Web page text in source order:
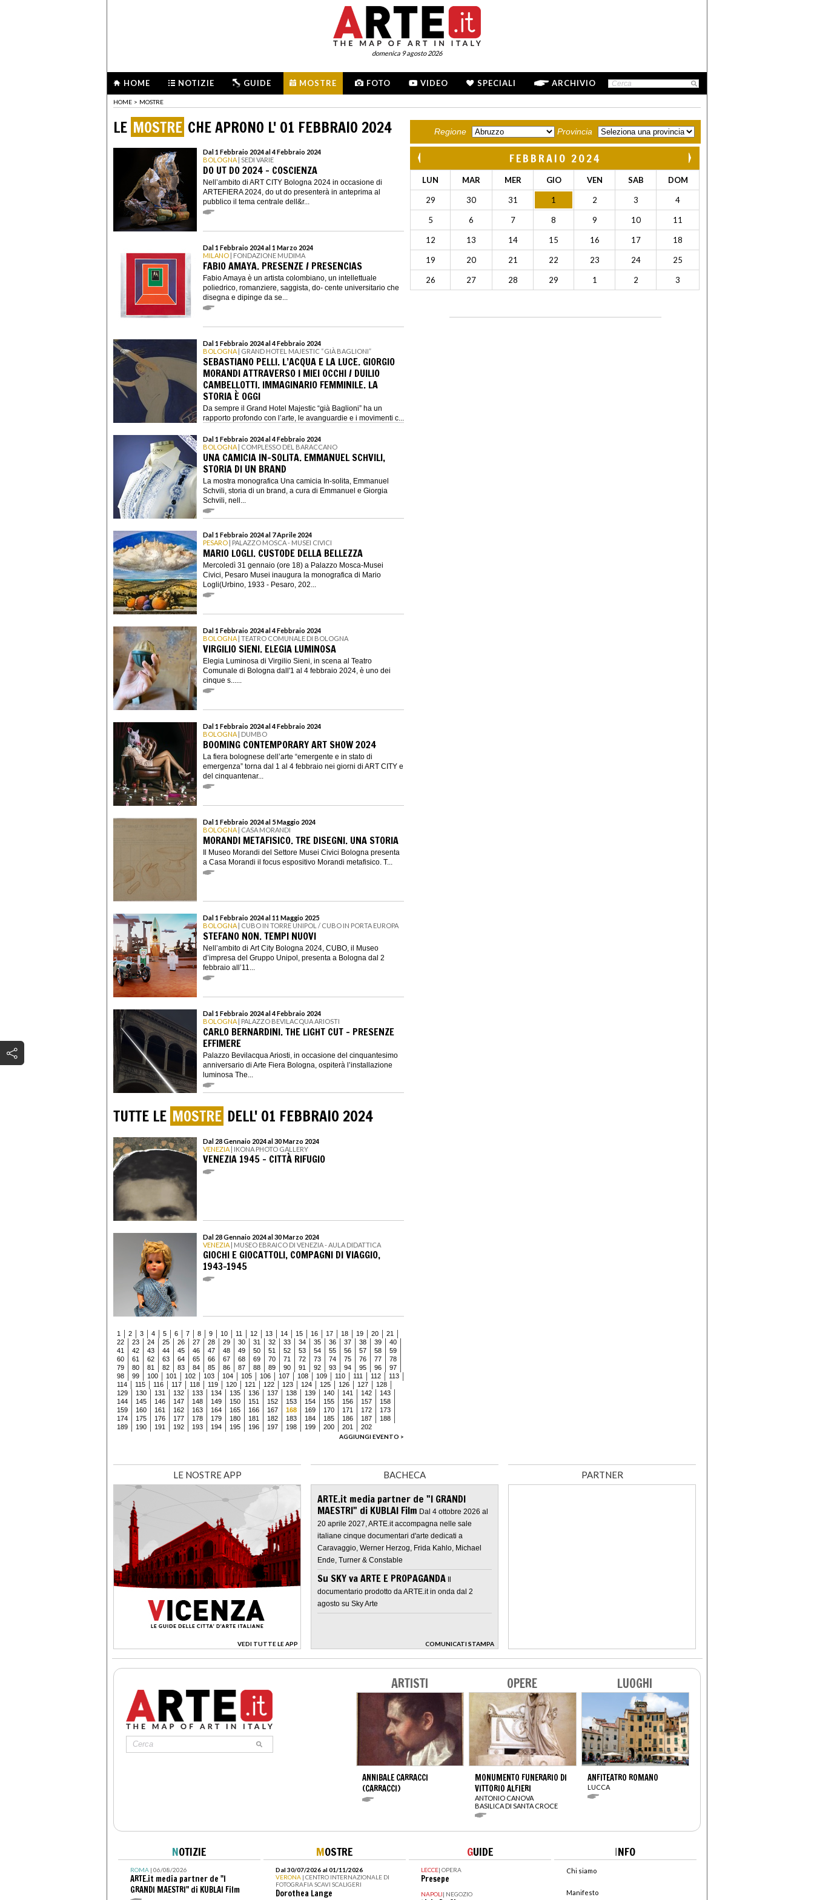
domenica 9 agosto 2026
HOME NOTIZIE GUIDE MOSTRE FOTO VIDEO SPECIALI ARCHIVIO
HOME > MOSTRE
LE MOSTRE CHE APRONO L' 01 FEBBRAIO 2024
Dal 1 Febbraio 2024 al 4 Febbraio 2024
BOLOGNA | SEDI VARIE
DO UT DO 2024 - COSCIENZA
Nell’ambito di ART CITY Bologna 2024 in occasione di
ARTEFIERA 2024, do ut do presenterà in anteprima al
pubblico il tema centrale dell&r...
Dal 1 Febbraio 2024 al 1 Marzo 2024
MILANO | FONDAZIONE MUDIMA
FABIO AMAYA. PRESENZE / PRESENCIAS
Fabio Amaya è un artista colombiano, un intellettuale
poliedrico, romanziere, saggista, do- cente universitario che
disegna e dipinge da se...
Dal 1 Febbraio 2024 al 4 Febbraio 2024
BOLOGNA | GRAND HOTEL MAJESTIC “GIÀ BAGLIONI”
SEBASTIANO PELLI. L’ACQUA E LA LUCE. GIORGIO
MORANDI ATTRAVERSO I MIEI OCCHI / DUILIO
CAMBELLOTTI. IMMAGINARIO FEMMINILE. LA
STORIA È OGGI
Da sempre il Grand Hotel Majestic “già Baglioni” ha un
rapporto profondo con l’arte, le avanguardie e i movimenti c...
Dal 1 Febbraio 2024 al 4 Febbraio 2024
BOLOGNA | COMPLESSO DEL BARACCANO
UNA CAMICIA IN-SOLITA. EMMANUEL SCHVILI,
STORIA DI UN BRAND
La mostra monografica Una camicia In-solita, Emmanuel
Schvili, storia di un brand, a cura di Emmanuel e Giorgia
Schvili, nell...
Dal 1 Febbraio 2024 al 7 Aprile 2024
PESARO | PALAZZO MOSCA - MUSEI CIVICI
MARIO LOGLI. CUSTODE DELLA BELLEZZA
Mercoledì 31 gennaio (ore 18) a Palazzo Mosca-Musei
Civici, Pesaro Musei inaugura la monografica di Mario
Logli(Urbino, 1933 - Pesaro, 202...
Dal 1 Febbraio 2024 al 4 Febbraio 2024
BOLOGNA | TEATRO COMUNALE DI BOLOGNA
VIRGILIO SIENI. ELEGIA LUMINOSA
Elegia Luminosa di Virgilio Sieni, in scena al Teatro
Comunale di Bologna dall'1 al 4 febbraio 2024, è uno dei
cinque s......
Dal 1 Febbraio 2024 al 4 Febbraio 2024
BOLOGNA | DUMBO
BOOMING CONTEMPORARY ART SHOW 2024
La fiera bolognese dell’arte “emergente e in stato di
emergenza” torna dal 1 al 4 febbraio nei giorni di ART CITY e
del cinquantenar...
Dal 1 Febbraio 2024 al 5 Maggio 2024
BOLOGNA | CASA MORANDI
MORANDI METAFISICO. TRE DISEGNI. UNA STORIA
Il Museo Morandi del Settore Musei Civici Bologna presenta
a Casa Morandi il focus espositivo Morandi metafisico. T...
Dal 1 Febbraio 2024 al 11 Maggio 2025
BOLOGNA | CUBO IN TORRE UNIPOL / CUBO IN PORTA EUROPA
STEFANO NON. TEMPI NUOVI
Nell’ambito di Art City Bologna 2024, CUBO, il Museo
d’impresa del Gruppo Unipol, presenta a Bologna dal 2
febbraio all’11...
Dal 1 Febbraio 2024 al 4 Febbraio 2024
BOLOGNA | PALAZZO BEVILACQUA ARIOSTI
CARLO BERNARDINI. THE LIGHT CUT – PRESENZE
EFFIMERE
Palazzo Bevilacqua Ariosti, in occasione del cinquantesimo
anniversario di Arte Fiera Bologna, ospiterà l’installazione
luminosa The...
TUTTE LE MOSTRE DELL' 01 FEBBRAIO 2024
Dal 28 Gennaio 2024 al 30 Marzo 2024
VENEZIA | IKONA PHOTO GALLERY
VENEZIA 1945 – CITTÀ RIFUGIO
Dal 28 Gennaio 2024 al 30 Marzo 2024
VENEZIA | MUSEO EBRAICO DI VENEZIA - AULA DIDATTICA
GIOCHI E GIOCATTOLI, COMPAGNI DI VIAGGIO,
1943-1945
1 2 3 4 5 6 7 8 9 10 11 12 13 14 15 16 17 18 19 20
21
22
23 24 25 26 27 28 29 30 31 32 33 34 35 36 37 38 39
40
41
42 43 44 45 46 47 48 49 50 51 52 53 54 55 56 57 58
59
60
61 62 63 64 65 66 67 68 69 70 71 72 73 74 75 76 77
78
79
80 81 82 83 84 85 86 87 88 89 90 91 92 93 94 95 96
97
98
99 100 101 102 103 104 105 106 107 108 109 110 111 112
113
114
115 116 117 118 119 120 121 122 123 124 125 126 127
128
129
130 131 132 133 134 135 136 137 138 139 140 141 142
143
144
145 146 147 148 149 150 151 152 153 154 155 156 157
158
159
160 161 162 163 164 165 166 167 168 169 170 171 172
173
174
175 176 177 178 179 180 181 182 183 184 185 186 187
188
189
190 191 192 193 194 195 196 197 198 199 200 201
202
AGGIUNGI EVENTO >
Regione Provincia
FEBBRAIO 2024
LUN MAR MER GIO VEN SAB DOM
29 30 31 1 2 3 4
5 6 7 8 9 10 11
12 13 14 15 16 17 18
19 20 21 22 23 24 25
26 27 28 29 1 2 3
LE NOSTRE APP
VEDI TUTTE LE APP
>
BACHECA
ARTE.it media partner de "I GRANDI
MAESTRI" di KUBLAI Film Dal 4 ottobre 2026 al
20 aprile 2027, ARTE.it accompagna nelle sale
italiane cinque documentari d'arte dedicati a
Caravaggio, Werner Herzog, Frida Kahlo, Michael
Ende, Turner & Constable
Su SKY va ARTE E PROPAGANDA Il
documentario prodotto da ARTE.it in onda dal 2
agosto su Sky Arte
COMUNICATI STAMPA
>
PARTNER
ARTISTI
ANNIBALE CARRACCI
(CARRACCI)
OPERE
MONUMENTO FUNERARIO DI
VITTORIO ALFIERI
ANTONIO CANOVA
BASILICA DI SANTA CROCE
LUOGHI
ANFITEATRO ROMANO
LUCCA
NOTIZIE
ROMA| 06/08/2026
ARTE.it media partner de "I
GRANDI MAESTRI" di KUBLAI Film
MOSTRE
Dal 30/07/2026 al 01/11/2026
VERONA | CENTRO INTERNAZIONALE DI
FOTOGRAFIA SCAVI SCALIGERI
Dorothea Lange
GUIDE
LECCE| OPERA
Presepe
NAPOLI| NEGOZIO
INFO
Chi siamo
Manifesto